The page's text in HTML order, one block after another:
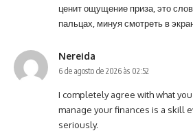
ценит ощущение приза, это
пальцах, минуя смотреть в
Nereida
6 de agosto de 2026 às 02:52
I completely agree with what
manage your finances is a skill
seriously.